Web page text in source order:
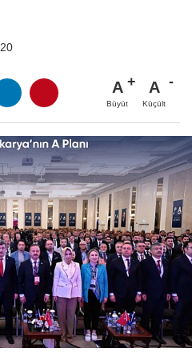
A
Büyüt
A
Küçült